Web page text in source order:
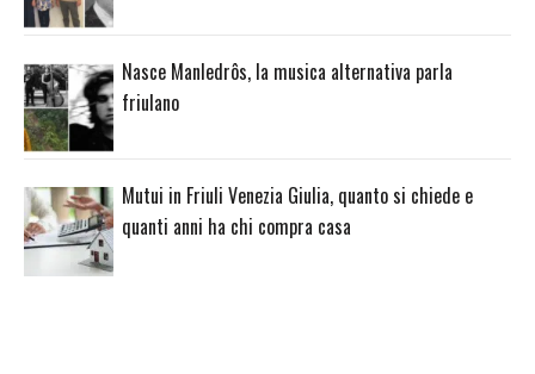
Nasce Manledrôs, la musica alternativa parla
friulano
Mutui in Friuli Venezia Giulia, quanto si chiede e
quanti anni ha chi compra casa